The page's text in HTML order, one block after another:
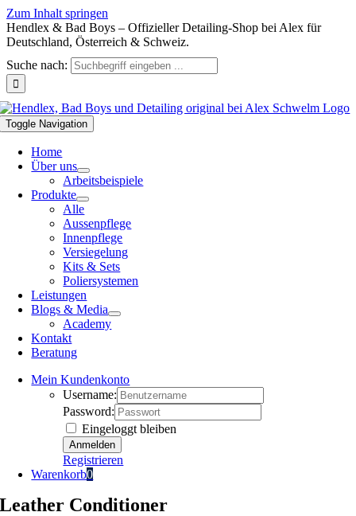
Zum Inhalt springen
Hendlex & Bad Boys – Offizieller Detailing-Shop bei Alex für
Deutschland, Österreich & Schweiz.
Suche nach:
Toggle Navigation
Home
Über uns
Arbeitsbeispiele
Produkte
Alle
Aussenpflege
Innenpflege
Versiegelung
Kits & Sets
Poliersystemen
Leistungen
Blogs & Media
Academy
Kontakt
Beratung
Mein Kundenkonto
Username:
Password:
Eingeloggt bleiben
Registrieren
Warenkorb0
Leather Conditioner